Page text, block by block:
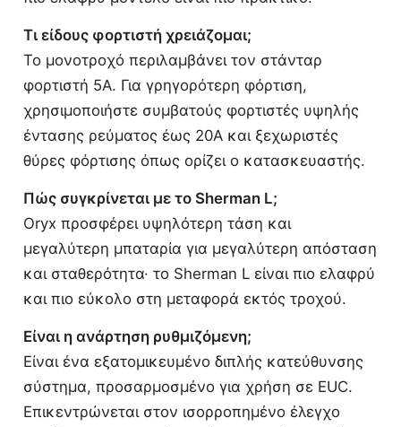
Τι είδους φορτιστή χρειάζομαι;
Το μονοτροχό περιλαμβάνει τον στάνταρ
φορτιστή 5A. Για γρηγορότερη φόρτιση,
χρησιμοποιήστε συμβατούς φορτιστές υψηλής
έντασης ρεύματος έως 20A και ξεχωριστές
θύρες φόρτισης όπως ορίζει ο κατασκευαστής.
Πώς συγκρίνεται με το Sherman L;
Oryx προσφέρει υψηλότερη τάση και
μεγαλύτερη μπαταρία για μεγαλύτερη απόσταση
και σταθερότητα· το Sherman L είναι πιο ελαφρύ
και πιο εύκολο στη μεταφορά εκτός τροχού.
Είναι η ανάρτηση ρυθμιζόμενη;
Είναι ένα εξατομικευμένο διπλής κατεύθυνσης
σύστημα, προσαρμοσμένο για χρήση σε EUC.
Επικεντρώνεται στον ισορροπημένο έλεγχο